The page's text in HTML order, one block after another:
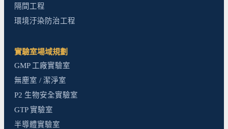
隔間工程
環境汙染防治工程
實驗室場域規劃
GMP 工廠實驗室
無塵室 / 潔淨室
P2 生物安全實驗室
GTP 實驗室
半導體實驗室